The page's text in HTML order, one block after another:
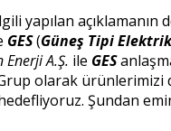
yapılan açıklamanın
GES(Güneş Tipi
Enerji A.Ş. ile GES
olarak
Şundan